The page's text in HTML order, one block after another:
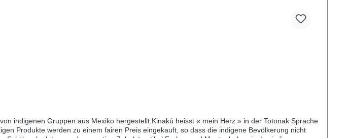
indigenen Gruppen aus Mexiko hergestellt.Kinakú heisst « mein Herz » in der Totonak Sprache
Produkte werden zu einem fairen Preis eingekauft, so dass die indigene Bevölkerung nicht